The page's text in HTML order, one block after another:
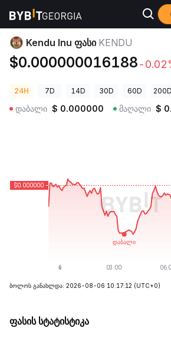
კრიპტოვალუტის ფასები Kendu Inu ფასი
Kendu Inu ფასი KENDU
$0.000000016188-
24H 7D 14D 30D 60D 200D
დაბალი $ 0.000000 მაღალი $
ბოლოს განახლდა: 2026-08-06 10:17:12 (UTC+0)
ფასის სტატისტიკა